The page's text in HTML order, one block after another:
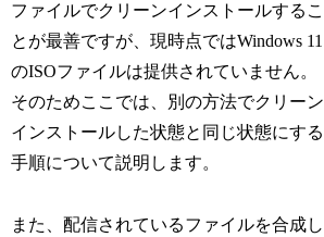
ファイルでクリーンインストールするこ
とが最善ですが、現時点ではWindows 11
のISOファイルは提供されていません。
そのためここでは、別の方法でクリーン
インストールした状態と同じ状態にする
手順について説明します。
また、配信されているファイルを合成し